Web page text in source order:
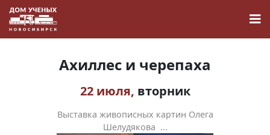
Новости
Ахиллес и черепаха
22 июля, вторник
Выставка живописных картин Олега
Шелудякова ...